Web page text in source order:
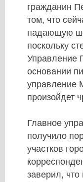
гражданин
том, что
падающую
поскольку
Управление
основании
управление
произойдет
Главное
получило
участков
заверил, что